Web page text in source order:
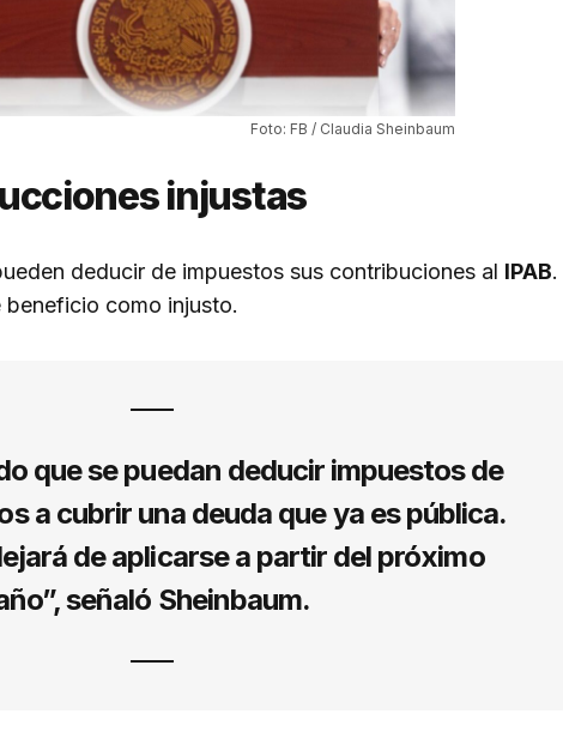
Foto: FB / Claudia Sheinbaum
injustas
deducir de impuestos sus contribuciones al IPAB.
como injusto.
que se puedan deducir impuestos de
a cubrir una deuda que ya es pública.
de aplicarse a partir del próximo
señaló Sheinbaum.